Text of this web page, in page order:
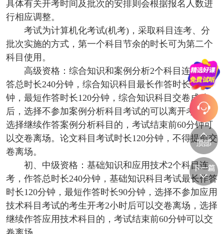
具体有关开考时间及批次的安排则会根据报名人数进
行相应调整。
考试为计算机化考试(机考)，采取科目连考、分
批次实施的方式，第一个科目节余的时长可为第二个
科目使用。
高级资格：综合知识和案例分析2个科目连考，作
答总时长240分钟，综合知识科目最长作答时长150分
钟，最短作答时长120分钟，综合知识科目交卷成功
后，选择不参加案例分析科目考试的可以离开考场，
选择继续作答案例分析科目的，考试结束前60分钟可
以交卷离场。论文科目考试时长120分钟，不得提前交
卷离场。
初、中级资格：基础知识和应用技术2个科目连
考，作答总时长240分钟，基础知识科目考试最长作答
时长120分钟，最短作答时长90分钟，选择不参加应用
技术科目考试的考生开考2小时后可以交卷离场，选择
继续作答应用技术科目的，考试结束前60分钟可以交